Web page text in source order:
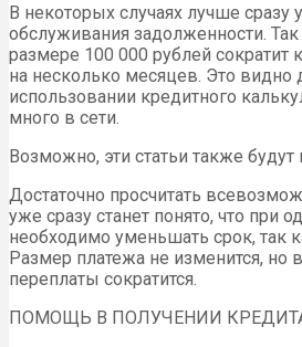
В некоторых случаях лучше сразу
обслуживания задолженности.
размере 100 000 рублей сократит
на несколько месяцев. Это видно
использовании кредитного
много в сети.
Возможно, эти статьи также
Достаточно просчитать
уже сразу станет понято, что при
необходимо уменьшать срок, так
Размер платежа не изменится, но
переплаты сократится.
ПОМОЩЬ В ПОЛУЧЕНИИ